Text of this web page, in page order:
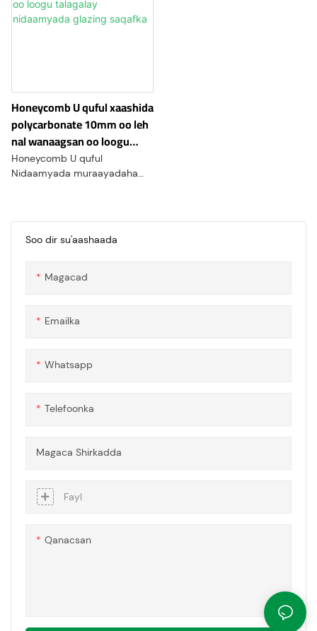
Soo dir su'aashaada
Magacad
Emailka
Whatsapp
Telefoonka
Magaca Shirkadda
Fayl
Qanacsan
Honeycomb U quful xaashida
polycarbonate 10mm oo leh
nal wanaagsan oo loogu
talagalay nidaamyada
glazing saqafka
Honeycomb U quful
Nidaamyada muraayadaha
ama walxaha hadhka ee ka
adkeysigeeda, hufnaanteeda,
ay tilmaamaysaa habka isku
siinayo shaabad sugan oo aan